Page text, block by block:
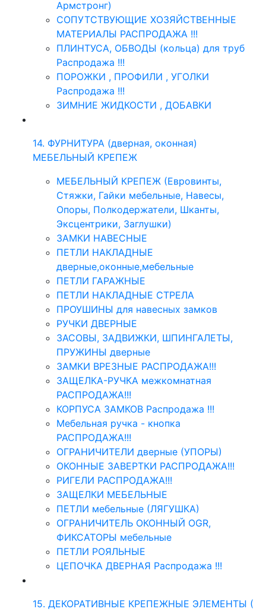
Армстронг)
СОПУТСТВУЮЩИЕ ХОЗЯЙСТВЕННЫЕ
МАТЕРИАЛЫ РАСПРОДАЖА !!!
ПЛИНТУСА, ОБВОДЫ (кольца) для труб
Распродажа !!!
ПОРОЖКИ , ПРОФИЛИ , УГОЛКИ
Распродажа !!!
ЗИМНИЕ ЖИДКОСТИ , ДОБАВКИ
14. ФУРНИТУРА (дверная, оконная)
МЕБЕЛЬНЫЙ КРЕПЕЖ
МЕБЕЛЬНЫЙ КРЕПЕЖ (Евровинты,
Стяжки, Гайки мебельные, Навесы,
Опоры, Полкодержатели, Шканты,
Эксцентрики, Заглушки)
ЗАМКИ НАВЕСНЫЕ
ПЕТЛИ НАКЛАДНЫЕ
дверные,оконные,мебельные
ПЕТЛИ ГАРАЖНЫЕ
ПЕТЛИ НАКЛАДНЫЕ СТРЕЛА
ПРОУШИНЫ для навесных замков
РУЧКИ ДВЕРНЫЕ
ЗАСОВЫ, ЗАДВИЖКИ, ШПИНГАЛЕТЫ,
ПРУЖИНЫ дверные
ЗАМКИ ВРЕЗНЫЕ РАСПРОДАЖА!!!
ЗАЩЕЛКА-РУЧКА межкомнатная
РАСПРОДАЖА!!!
КОРПУСА ЗАМКОВ Распродажа !!!
Мебельная ручка - кнопка
РАСПРОДАЖА!!!
ОГРАНИЧИТЕЛИ дверные (УПОРЫ)
ОКОННЫЕ ЗАВЕРТКИ РАСПРОДАЖА!!!
РИГЕЛИ РАСПРОДАЖА!!!
ЗАЩЕЛКИ МЕБЕЛЬНЫЕ
ПЕТЛИ мебельные (ЛЯГУШКА)
ОГРАНИЧИТЕЛЬ ОКОННЫЙ OGR,
ФИКСАТОРЫ мебельные
ПЕТЛИ РОЯЛЬНЫЕ
ЦЕПОЧКА ДВЕРНАЯ Распродажа !!!
15. ДЕКОРАТИВНЫЕ КРЕПЕЖНЫЕ ЭЛЕМЕНТЫ (